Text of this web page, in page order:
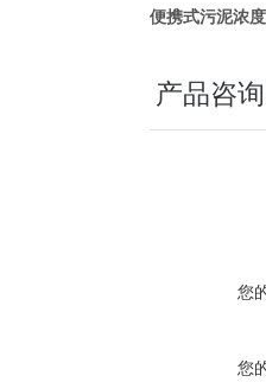
便携式污泥浓
产品咨询
您
您